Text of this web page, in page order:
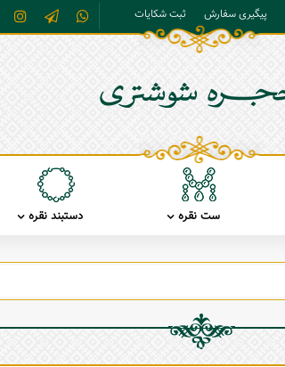
پیگیری سفارش ثبت شکایات
ست نقره دستبند نقره